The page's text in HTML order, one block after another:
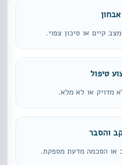
אבחון
קיים או סיכון צפוי.
טיפול
מדויק או לא מלא.
והסבר
או הסכמה מדעת מספקת.